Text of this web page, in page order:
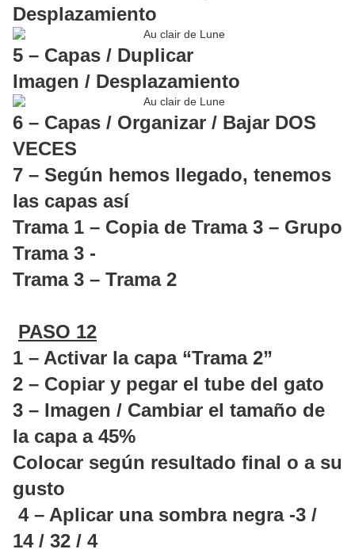
Desplazamiento
5 – Capas / Duplicar
Imagen / Desplazamiento
6 – Capas / Organizar / Bajar DOS
VECES
7 – Según hemos llegado, tenemos
las capas así
Trama 1 – Copia de Trama 3 – Grupo
Trama 3 -
Trama 3 – Trama 2
PASO 12
1 – Activar la capa “Trama 2”
2 – Copiar y pegar el tube del gato
3 – Imagen / Cambiar el tamaño de
la capa a 45%
Colocar según resultado final o a su
gusto
4 – Aplicar una sombra negra -3 /
14 / 32 / 4